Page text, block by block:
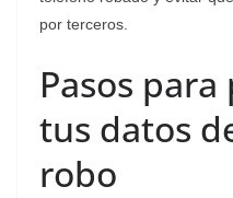
por terceros.
Pasos
tus datos
robo